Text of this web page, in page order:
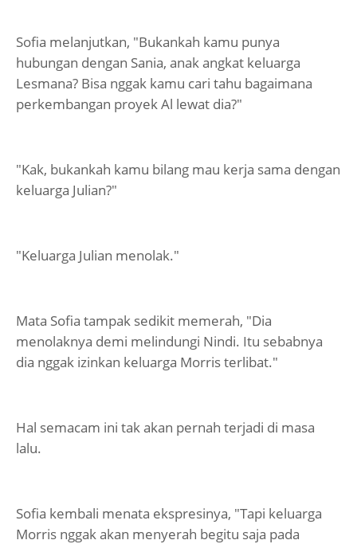
Sofia melanjutkan, "Bukankah kamu punya
hubungan dengan Sania, anak angkat keluarga
Lesmana? Bisa nggak kamu cari tahu bagaimana
perkembangan proyek Al lewat dia?"
"Kak, bukankah kamu bilang mau kerja sama dengan
keluarga Julian?"
"Keluarga Julian menolak."
Mata Sofia tampak sedikit memerah, "Dia
menolaknya demi melindungi Nindi. Itu sebabnya
dia nggak izinkan keluarga Morris terlibat."
Hal semacam ini tak akan pernah terjadi di masa
lalu.
Sofia kembali menata ekspresinya, "Tapi keluarga
Morris nggak akan menyerah begitu saja pada